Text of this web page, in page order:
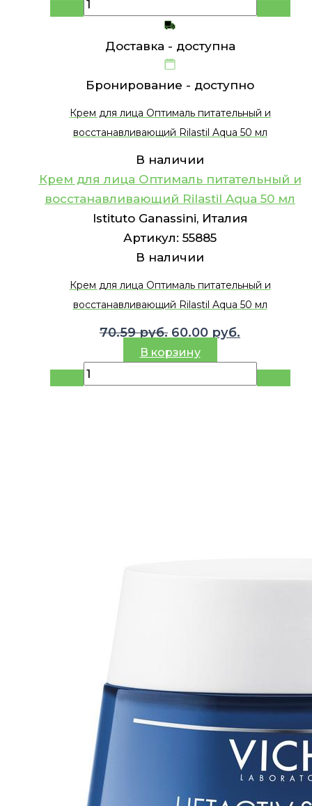
Доставка - доступна
Бронирование - доступно
Крем для лица Оптималь питательный и
восстанавливающий Rilastil Aqua 50 мл
В наличии
Крем для лица Оптималь питательный и
восстанавливающий Rilastil Aqua 50 мл
Istituto Ganassini, Италия
Артикул: 55885
В наличии
Крем для лица Оптималь питательный и
восстанавливающий Rilastil Aqua 50 мл
70.59руб. Первоначальная
цена
70.59 руб..
60.00 руб.
60.00 руб..
В корзину